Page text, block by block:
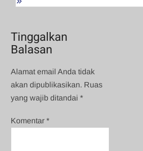
Tinggalkan
Balasan
Alamat email Anda tidak
akan dipublikasikan. Ruas
yang wajib ditandai*
Komentar*